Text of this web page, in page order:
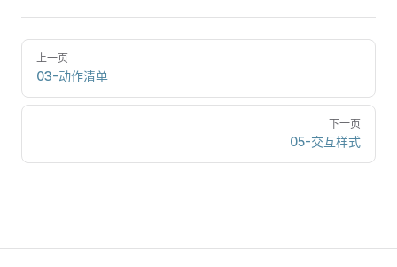
上一页
03-动作清单
下一页
05-交互样式